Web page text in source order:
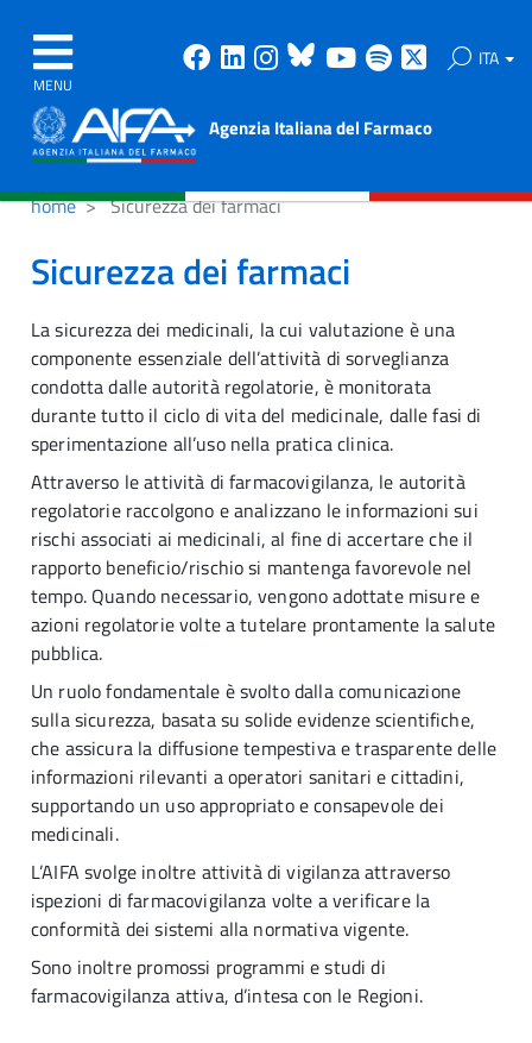
MENU
Facebook
Linkedin
Instagram
Bluesky
Youtube
Spotify ITA
Agenzia Italiana del Farmaco
home Sicurezza dei farmaci
Sicurezza dei farmaci
La sicurezza dei medicinali, la cui valutazione è una
componente essenziale dell’attività di sorveglianza
condotta dalle autorità regolatorie, è monitorata
durante tutto il ciclo di vita del medicinale, dalle fasi di
sperimentazione all’uso nella pratica clinica.
Attraverso le attività di farmacovigilanza, le autorità
regolatorie raccolgono e analizzano le informazioni sui
rischi associati ai medicinali, al fine di accertare che il
rapporto beneficio/rischio si mantenga favorevole nel
tempo. Quando necessario, vengono adottate misure e
azioni regolatorie volte a tutelare prontamente la salute
pubblica.
Un ruolo fondamentale è svolto dalla comunicazione
sulla sicurezza, basata su solide evidenze scientifiche,
che assicura la diffusione tempestiva e trasparente delle
informazioni rilevanti a operatori sanitari e cittadini,
supportando un uso appropriato e consapevole dei
medicinali.
L’AIFA svolge inoltre attività di vigilanza attraverso
ispezioni di farmacovigilanza volte a verificare la
conformità dei sistemi alla normativa vigente.
Sono inoltre promossi programmi e studi di
farmacovigilanza attiva, d’intesa con le Regioni.